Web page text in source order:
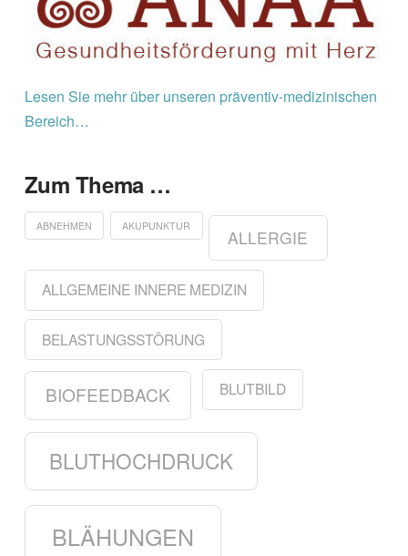
Lesen Sie mehr über unseren präventiv-medizinischen
Bereich…
Zum Thema …
ABNEHMEN AKUPUNKTUR
ALLERGIE
ALLGEMEINE INNERE MEDIZIN
BELASTUNGSSTÖRUNG
BIOFEEDBACK BLUTBILD
BLUTHOCHDRUCK
BLÄHUNGEN